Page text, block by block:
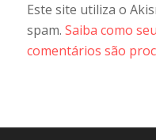
Este site utiliza o
spam. Saiba como
comentários são